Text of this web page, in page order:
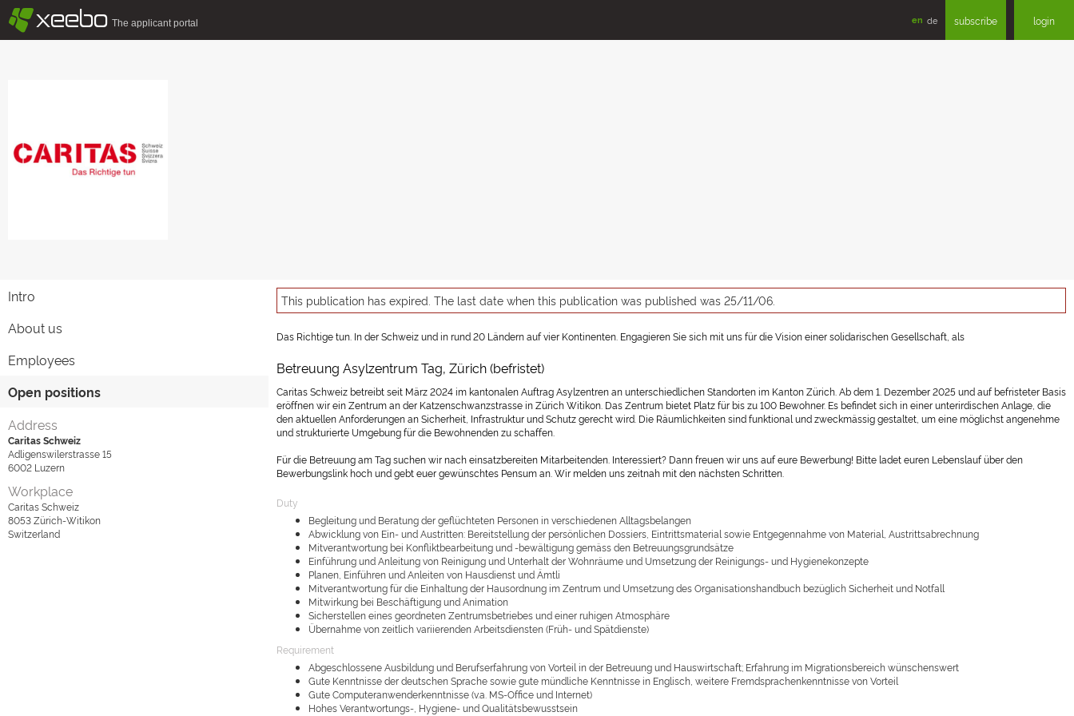
§xeebo The applicant portal en de subscribe login
Intro
About us
Employees
Open positions
Address
Caritas Schweiz
Adligenswilerstrasse 15
6002 Luzern
Workplace
Caritas Schweiz
8053Zürich-Witikon
Switzerland
This publication has expired. The last date when this publication was published was 25/11/06.
Das Richtige tun. In der Schweiz und in rund 20 Ländern auf vier Kontinenten. Engagieren Sie sich mit uns für die Vision einer solidarischen Gesellschaft, als
Betreuung Asylzentrum Tag, Zürich (befristet)
Caritas Schweiz betreibt seit März 2024 im kantonalen Auftrag Asylzentren an unterschiedlichen Standorten im Kanton Zürich. Ab dem 1. Dezember 2025 und auf befristeter Basis
eröffnen wir ein Zentrum an der Katzenschwanzstrasse in Zürich Witikon. Das Zentrum bietet Platz für bis zu 100 Bewohner. Es befindet sich in einer unterirdischen Anlage, die
den aktuellen Anforderungen an Sicherheit, Infrastruktur und Schutz gerecht wird. Die Räumlichkeiten sind funktional und zweckmässig gestaltet, um eine möglichst angenehme
und strukturierte Umgebung für die Bewohnenden zu schaffen.
Für die Betreuung am Tag suchen wir nach einsatzbereiten Mitarbeitenden. Interessiert? Dann freuen wir uns auf eure Bewerbung! Bitte ladet euren Lebenslauf über den
Bewerbungslink hoch und gebt euer gewünschtes Pensum an. Wir melden uns zeitnah mit den nächsten Schritten.
Duty
Begleitung und Beratung der geflüchteten Personen in verschiedenen Alltagsbelangen
Abwicklung von Ein- und Austritten: Bereitstellung der persönlichen Dossiers, Eintrittsmaterial sowie Entgegennahme von Material, Austrittsabrechnung
Mitverantwortung bei Konfliktbearbeitung und -bewältigung gemäss den Betreuungsgrundsätze
Einführung und Anleitung von Reinigung und Unterhalt der Wohnräume und Umsetzung der Reinigungs- und Hygienekonzepte
Planen, Einführen und Anleiten von Hausdienst und Ämtli
Mitverantwortung für die Einhaltung der Hausordnung im Zentrum und Umsetzung des Organisationshandbuch bezüglich Sicherheit und Notfall
Mitwirkung bei Beschäftigung und Animation
Sicherstellen eines geordneten Zentrumsbetriebes und einer ruhigen Atmosphäre
Übernahme von zeitlich variierenden Arbeitsdiensten (Früh- und Spätdienste)
Requirement
Abgeschlossene Ausbildung und Berufserfahrung von Vorteil in der Betreuung und Hauswirtschaft; Erfahrung im Migrationsbereich wünschenswert
Gute Kenntnisse der deutschen Sprache sowie gute mündliche Kenntnisse in Englisch, weitere Fremdsprachenkenntnisse von Vorteil
Gute Computeranwenderkenntnisse (v.a. MS-Office und Internet)
Hohes Verantwortungs-, Hygiene- und Qualitätsbewusstsein